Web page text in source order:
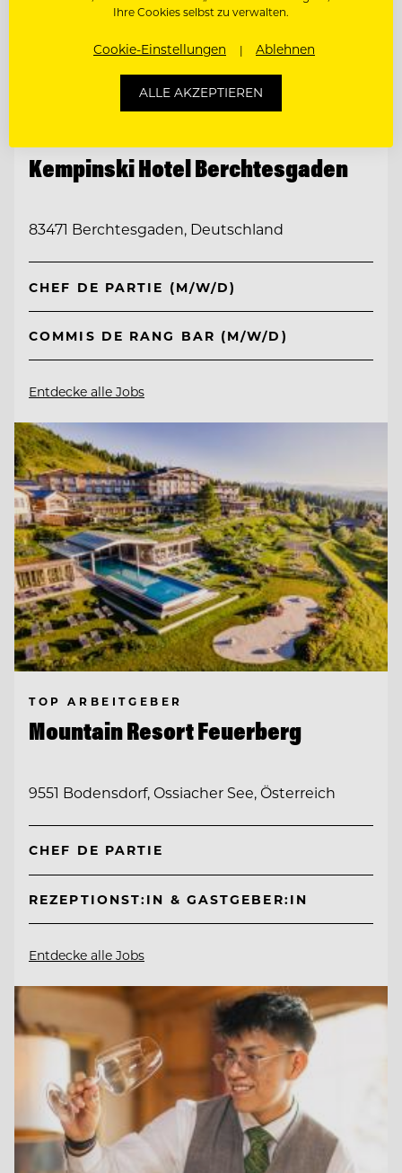
Kempinski Hotel Berchtesgaden
83471 Berchtesgaden, Deutschland
CHEF DE PARTIE (M/W/D)
COMMIS DE RANG BAR (M/W/D)
Entdecke alle Jobs
TOP ARBEITGEBER
Mountain Resort Feuerberg
9551 Bodensdorf, Ossiacher See, Österreich
CHEF DE PARTIE
REZEPTIONST:IN & GASTGEBER:IN
Entdecke alle Jobs
Ihre Cookies selbst zu verwalten.
Cookie-Einstellungen Ablehnen
ALLE AKZEPTIEREN